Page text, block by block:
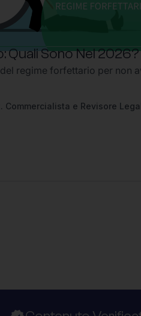
Sono Nel 2026?
regime forfettario per non
Commercialista e Revisore